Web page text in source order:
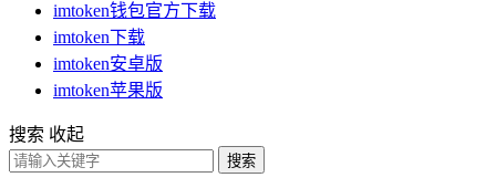
imtoken钱包官方下载
imtoken下载
imtoken安卓版
imtoken苹果版
搜索 收起
搜索